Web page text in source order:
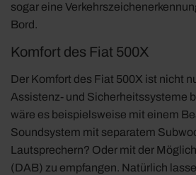
sogar eine
Bord.
Komfort des Fiat 500X
Der Komfort des Fiat 500X ist nicht
Assistenz- und Sicherheitssysteme
wäre es beispielsweise mit einem
Soundsystem mit separatem
Lautsprechern? Oder mit der
(DAB) zu empfangen. Natürlich